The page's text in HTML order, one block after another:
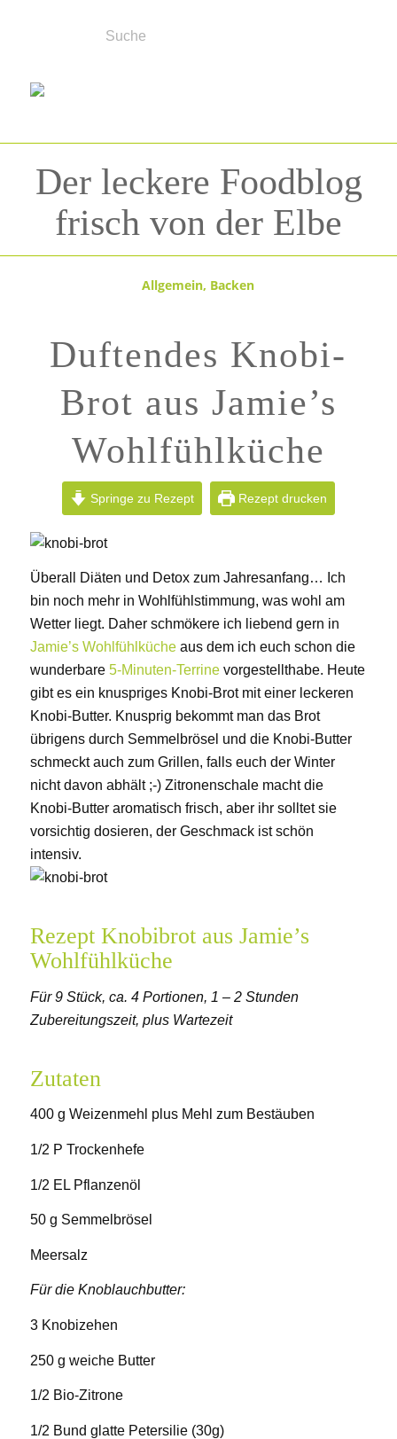
Der leckere Foodblog
frisch von der Elbe
Allgemein, Backen
Duftendes Knobi-
Brot aus Jamie’s
Wohlfühlküche
Springe zu Rezept Rezept drucken
Überall Diäten und Detox zum Jahresanfang… Ich
bin noch mehr in Wohlfühlstimmung, was wohl am
Wetter liegt. Daher schmökere ich liebend gern in
Jamie’s Wohlfühlkücheaus dem ich euch schon die
wunderbare 5-Minuten-Terrinevorgestellthabe. Heute
gibt es ein knuspriges Knobi-Brot mit einer leckeren
Knobi-Butter. Knusprig bekommt man das Brot
übrigens durch Semmelbrösel und die Knobi-Butter
schmeckt auch zum Grillen, falls euch der Winter
nicht davon abhält ;-) Zitronenschale macht die
Knobi-Butter aromatisch frisch, aber ihr solltet sie
vorsichtig dosieren, der Geschmack ist schön
intensiv.
Rezept Knobibrot aus Jamie’s
Wohlfühlküche
Für 9 Stück, ca. 4 Portionen, 1 – 2 Stunden
Zubereitungszeit, plus Wartezeit
Zutaten
400 g Weizenmehl plus Mehl zum Bestäuben
1/2 P Trockenhefe
1/2 EL Pflanzenöl
50 g Semmelbrösel
Meersalz
Für die Knoblauchbutter:
3 Knobizehen
250 g weiche Butter
1/2 Bio-Zitrone
1/2 Bund glatte Petersilie (30g)